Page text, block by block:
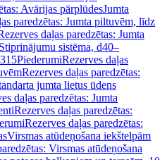
Avārijas pārplūdesJumta
paredzētas: Jumta piltuvēm, līdz
daļas paredzētas: Jumta
Stiprinājumu sistēma, d40–
PiederumiRezerves daļas
Rezerves daļas paredzētas:
jumta lietus ūdens
daļas paredzētas: Jumta
Rezerves daļas paredzētas:
Rezerves daļas paredzētas:
Virsmas atūdeņošana iekštelpām
Virsmas atūdeņošana